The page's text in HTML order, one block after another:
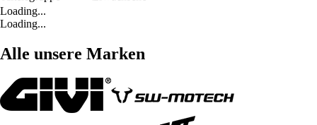
Loading...
Loading...
Alle unsere Marken